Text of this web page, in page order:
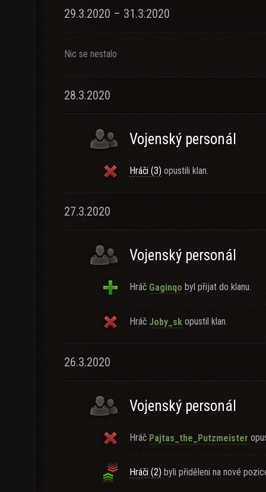
29.3.2020 – 31.3.2020
Nic se nestalo
28.3.2020
Vojenský personál
Hráči (3) opustili klan.
27.3.2020
Vojenský personál
Hráč Gaginqo byl přijat do klanu.
Hráč Joby_sk opustil klan.
26.3.2020
Vojenský personál
Hráč Pajtas_the_Putzmeister
Hráči (2) byli přiděleni na nové